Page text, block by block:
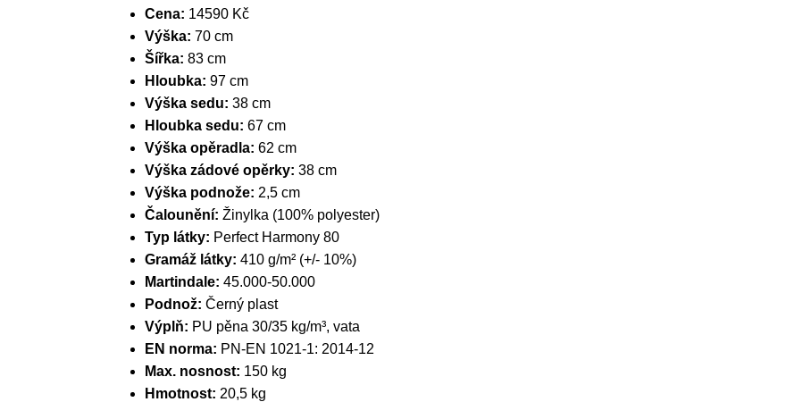
Cena: 14590 Kč
Výška: 70 cm
Šířka: 83 cm
Hloubka: 97 cm
Výška sedu: 38 cm
Hloubka sedu: 67 cm
Výška opěradla: 62 cm
Výška zádové opěrky: 38 cm
Výška podnože: 2,5 cm
Čalounění: Žinylka (100% polyester)
Typ látky: Perfect Harmony 80
Gramáž látky: 410 g/m² (+/- 10%)
Martindale: 45.000-50.000
Podnož: Černý plast
Výplň: PU pěna 30/35 kg/m³, vata
EN norma: PN-EN 1021-1: 2014-12
Max. nosnost: 150 kg
Hmotnost: 20,5 kg